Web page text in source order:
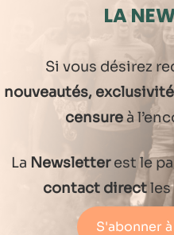
LA
Si vous désirez
nouveautés,
censureà
La Newsletterest le
contact directles
S'abonner